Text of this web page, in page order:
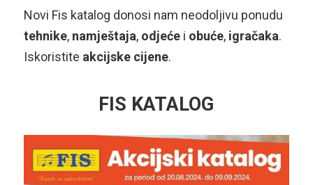
Novi Fis katalog donosi nam neodoljivu ponudu
tehnike, namještaja, odjećei obuće, igračaka.
Iskoristite akcijske cijene.
FIS KATALOG